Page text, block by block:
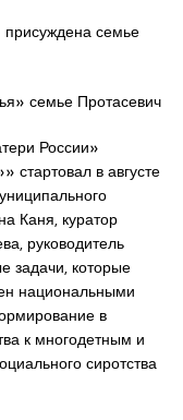
семье
семье Протасевич
России»
стартовал в августе
Каня, куратор
руководитель
задачи, которые
национальными
в
к многодетным и
сиротства